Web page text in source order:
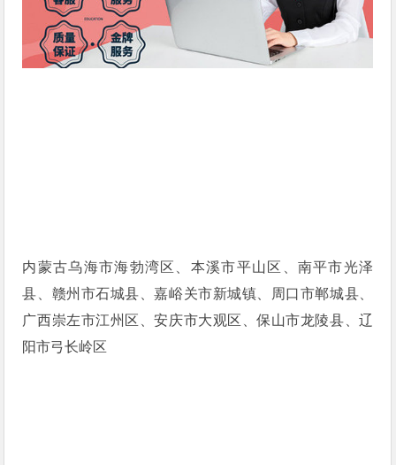
内蒙古乌海市海勃湾区、本溪市平山区、南平市光泽
县、赣州市石城县、嘉峪关市新城镇、周口市郸城县、
广西崇左市江州区、安庆市大观区、保山市龙陵县、辽
阳市弓长岭区